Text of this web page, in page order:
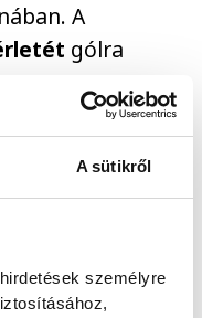
A sütikről
személyre
A
gólra